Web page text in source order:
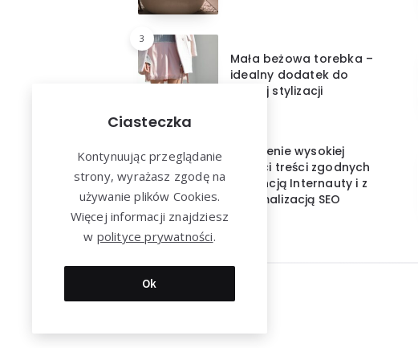
3
Mała beżowa torebka –
idealny dodatek do
każdej stylizacji
Tworzenie wysokiej
jakości treści zgodnych
z intencją Internauty i z
optymalizacją SEO
Ciasteczka
Kontynuując przeglądanie
strony, wyrażasz zgodę na
używanie plików Cookies.
Więcej informacji znajdziesz
w polityce prywatności.
Ok